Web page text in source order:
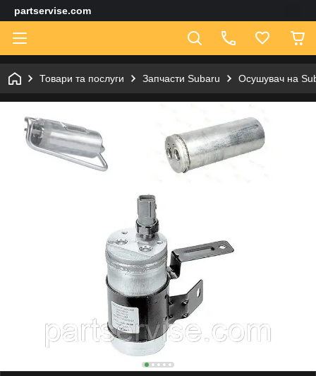
partservise.com
Товари та послуги Запчасти Subaru Осушувач на